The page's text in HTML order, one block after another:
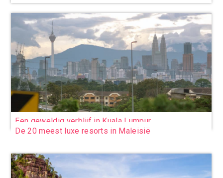
Een geweldig verblijf in Kuala Lumpur
De 20 meest luxe resorts in Maleisië